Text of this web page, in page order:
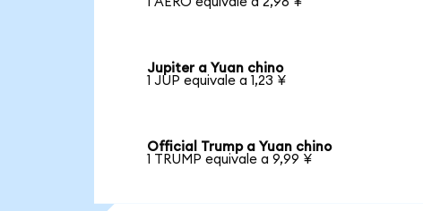
Jupiter a Yuan chino
1 JUP equivale a 1,23 ¥
Official Trump a Yuan chino
1 TRUMP equivale a 9,99 ¥